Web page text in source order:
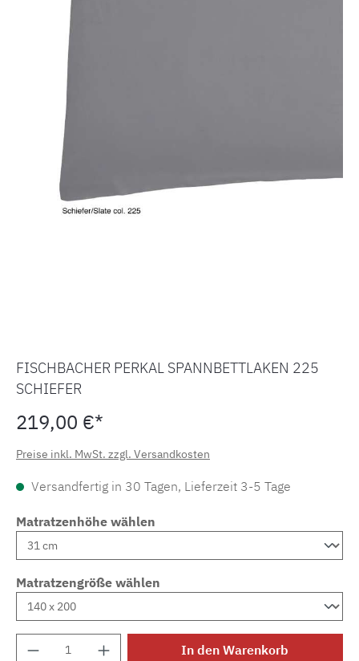
FISCHBACHER PERKAL SPANNBETTLAKEN 225
SCHIEFER
219,00 €*
Preise inkl. MwSt. zzgl. Versandkosten
Versandfertig in 30 Tagen, Lieferzeit 3-5 Tage
Matratzenhöhe wählen
Matratzengröße wählen
Produkt Anzahl: Gib den gewünschten
In den Warenkorb